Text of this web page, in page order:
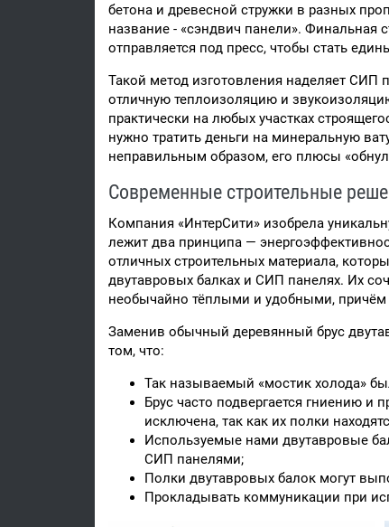
бетона и древесной стружки в разных
название - «сэндвич панели». Финальная
отправляется под пресс, чтобы стать
Такой метод изготовления наделяет
отличную теплоизоляцию и
практически на любых участках
нужно тратить деньги на минеральную
неправильным образом, его плюсы
Современные строительные
Компания «ИнтерСити» изобрела
лежит два принципа —
отличных строительных материала,
двутавровых балках и СИП панелях. Их
необычайно тёплыми и удобными,
Заменив обычный деревянный брус
том, что:
Так называемый «мостик холода»
Брус часто подвергается гниению
исключена, так как их полки
Используемые нами двутавровые
СИП панелями;
Полки двутавровых балок могут
Прокладывать коммуникации при